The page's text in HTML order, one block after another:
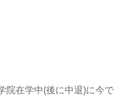
院在学中(後に中退)に今で